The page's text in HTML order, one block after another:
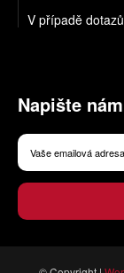
V případě
Napište nám